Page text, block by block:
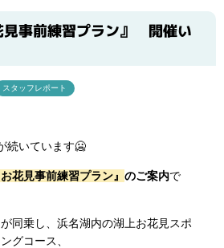
見事前練習プラン』 開催い
スタッフレポート
続いています🥶
お花見事前練習プラン』 のご案内で
同乗し、浜名湖内の湖上お花見スポ
グコース、